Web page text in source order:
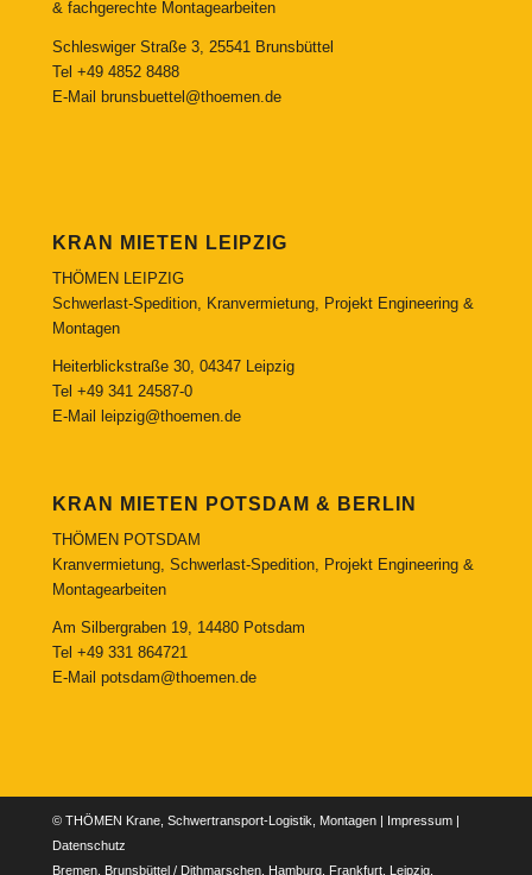
& fachgerechte Montagearbeiten
Schleswiger Straße 3, 25541 Brunsbüttel
Tel +49 4852 8488
E-Mail brunsbuettel@thoemen.de
KRAN MIETEN LEIPZIG
THÖMEN LEIPZIG
Schwerlast-Spedition, Kranvermietung, Projekt Engineering &
Montagen
Heiterblickstraße 30, 04347 Leipzig
Tel +49 341 24587-0
E-Mail
leipzig@thoemen.de
KRAN MIETEN POTSDAM & BERLIN
THÖMEN POTSDAM
Kranvermietung, Schwerlast-Spedition, Projekt Engineering &
Montagearbeiten
Am Silbergraben 19, 14480 Potsdam
Tel +49 331 864721
E-Mail potsdam@thoemen.de
© THÖMEN Krane, Schwertransport-Logistik, Montagen | Impressum|
Datenschutz
Bremen, Brunsbüttel / Dithmarschen, Hamburg, Frankfurt, Leipzig,